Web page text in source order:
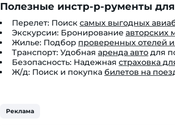
Полезные инстр-р-рументы
Перелет: Поиск самых выгодных
Экскурсии: Бронирование авторских
Жилье: Подбор проверенных отелей
Транспорт: Удобная аренда авто для
Безопасность: Надежная страховка
Ж/д: Поиск и покупка билетов на
Реклама